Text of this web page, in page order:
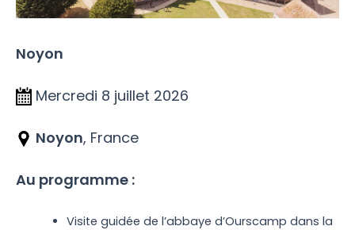
Noyon
Mercredi 8 juillet 2026
Noyon, France
Au programme :
Visite guidée de l’abbaye d’Ourscamp dans la